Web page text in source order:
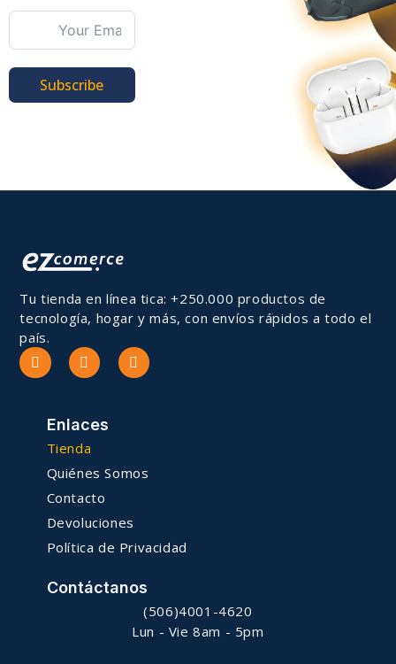
Subscribe
Tu tienda en línea tica: +250.000 productos de
tecnología, hogar y más, con envíos rápidos a todo el
país.
Enlaces
Tienda
Quiénes Somos
Contacto
Devoluciones
Política de Privacidad
Contáctanos
(506)4001-4620
Lun - Vie 8am - 5pm